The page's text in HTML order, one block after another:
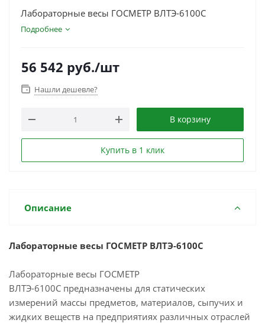
Лабораторные весы ГОСМЕТР ВЛТЭ-6100С
Подробнее
56 542 руб./шт
Нашли дешевле?
В корзину
Купить в 1 клик
Описание
Лабораторные весы ГОСМЕТР ВЛТЭ-6100С
Лабораторные весы ГОСМЕТР
ВЛТЭ-6100С предназначены для статических
измерений массы предметов, материалов, сыпучих и
жидких веществ на предприятиях различных отраслей